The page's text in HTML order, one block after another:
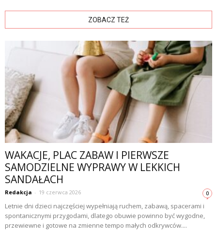
ZOBACZ TEŻ
WAKACJE, PLAC ZABAW I PIERWSZE
SAMODZIELNE WYPRAWY W LEKKICH
SANDAŁACH
Redakcja - 19 czerwca 2026 0
Letnie dni dzieci najczęściej wypełniają ruchem, zabawą, spacerami i
spontanicznymi przygodami, dlatego obuwie powinno być wygodne,
przewiewne i gotowe na zmienne tempo małych odkrywców....